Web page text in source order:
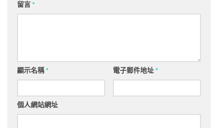
留言*
顯示名稱* 電子郵件地址*
個人網站網址